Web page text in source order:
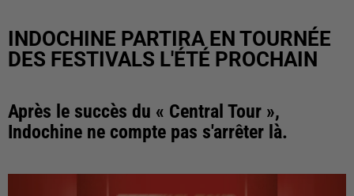
INDOCHINE PARTIRA EN TOURNÉE
DES FESTIVALS L'ÉTÉ PROCHAIN
Après le succès du « Central Tour »,
Indochine ne compte pas s'arrêter là.